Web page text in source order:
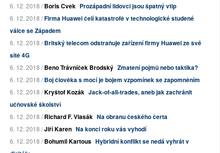
6. 12. 2018 /Boris Cvek Prozápadní lidovci jsou špatný vtip
6. 12. 2018 /Firma Huawei čelí katastrofě v technologické studené
válce se Západem
6. 12. 2018 /Britský telecom odstraňuje zařízení firmy Huawei ze své
sítě 4G
6. 12. 2018 /Beno Trávníček Brodský Zmatení pojmů nebo taktika?
6. 12. 2018 /Boj člověka s mocí je bojem vzpomínek se zapomněním
6. 12. 2018 /Kryštof Kozák Jack-of-all-trades, aneb jak zachránit
učňovské školství
6. 12. 2018 /Richard F. Vlasák Na obranu českého čerta
6. 12. 2018 /Jiří Karen Na konci roku vás vyhodí
6. 12. 2018 /Bohumil Kartous Hybridní konflikt se nedá vyhrát v